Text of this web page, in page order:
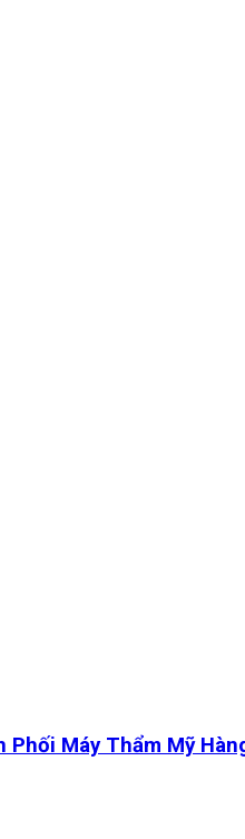
Phối Máy Thẩm Mỹ